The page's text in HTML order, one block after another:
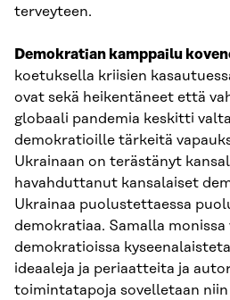
terveyteen.
Demokratian kamppailu
koetuksella kriisien
ovat sekä heikentäneet että
globaali pandemia keskitti
demokratioille tärkeitä
Ukrainaan on terästänyt
havahduttanut kansalaiset
Ukrainaa puolustettaessa
demokratiaa. Samalla
demokratioissa
ideaaleja ja periaatteita ja
toimintatapoja sovelletaan niin